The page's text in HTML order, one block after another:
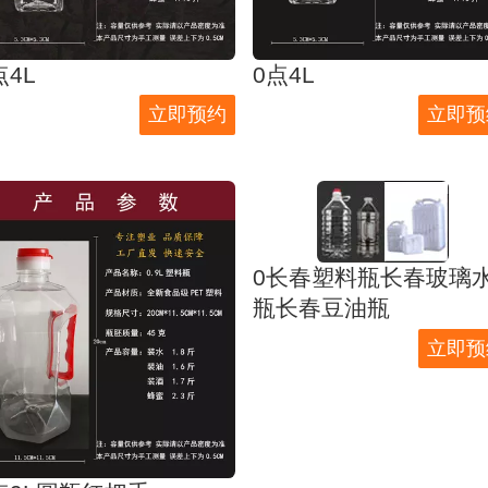
4L
立即预约
0点4L
立即
0长春塑料瓶长春玻璃
瓶长春豆油瓶
立即